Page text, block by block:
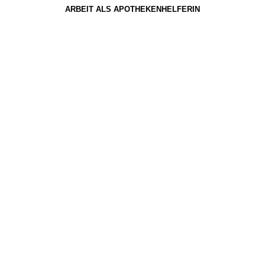
ARBEIT ALS APOTHEKENHELFERIN